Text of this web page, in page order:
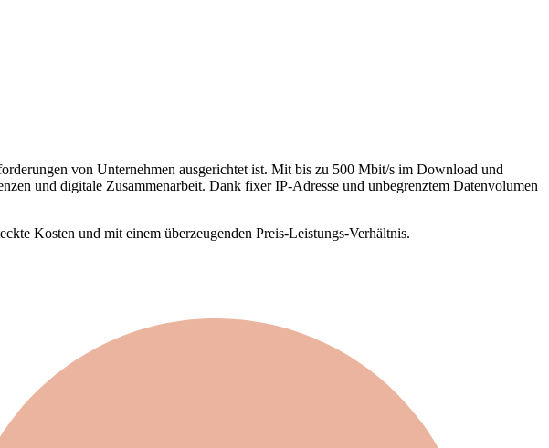
von Unternehmen ausgerichtet ist. Mit bis zu 500 Mbit/s im Download und
und digitale Zusammenarbeit. Dank fixer IP-Adresse und unbegrenztem Datenvolumen
Kosten und mit einem überzeugenden Preis-Leistungs-Verhältnis.